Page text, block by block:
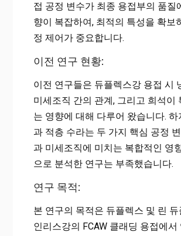
접 공정 변수가 최종 용접부의 품질
향이 복잡하여, 최적의 특성을 확보
정 제어가 중요합니다.
이전 연구 현황:
이전 연구들은 듀플렉스강 용접 시
미세조직 간의 관계, 그리고 희석이
는 영향에 대해 다루어 왔습니다.
과 적층 수라는 두 가지 핵심 공정
과 미세조직에 미치는 복합적인 영
으로 분석한 연구는 부족했습니다.
연구 목적:
본 연구의 목적은 듀플렉스 및 린 듀
인리스강의 FCAW 클래딩 용접에